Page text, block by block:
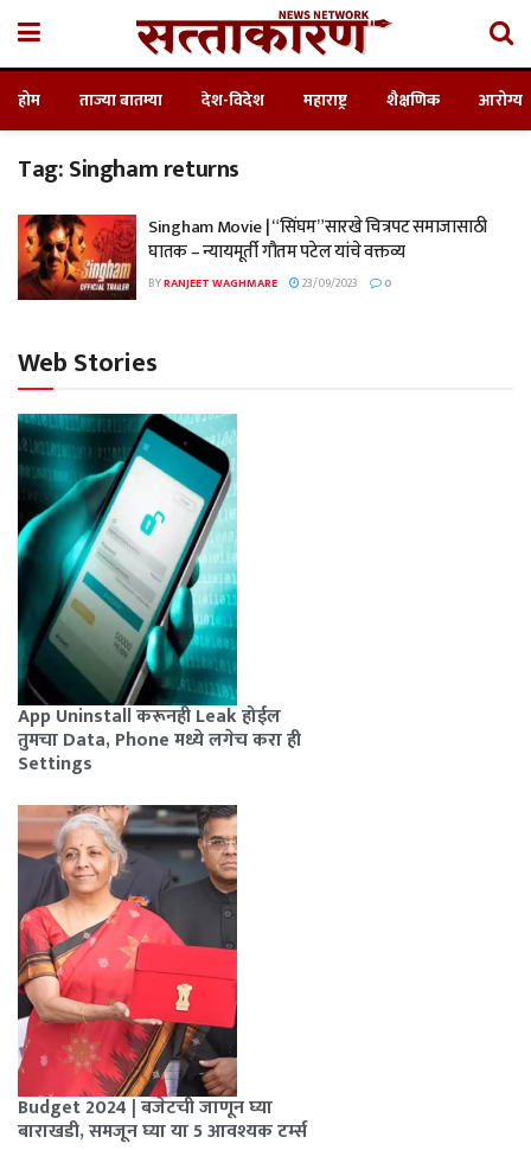
होम ताज्या बातम्या देश-विदेश महाराष्ट्र शैक्षणिक आरोग्य
Tag:Singham returns
Singham Movie | “सिंघम”सारखे चित्रपट समाजासाठी
घातक – न्यायमूर्ती गौतम पटेल यांचे वक्तव्य
BYRANJEET WAGHMARE 23/09/2023 0
Web Stories
App Uninstall करूनही Leak होईल
तुमचा Data, Phone मध्ये लगेच करा ही
Settings
Budget 2024 | बजेटची जाणून घ्या
बाराखडी, समजून घ्या या 5 आवश्यक टर्म्स